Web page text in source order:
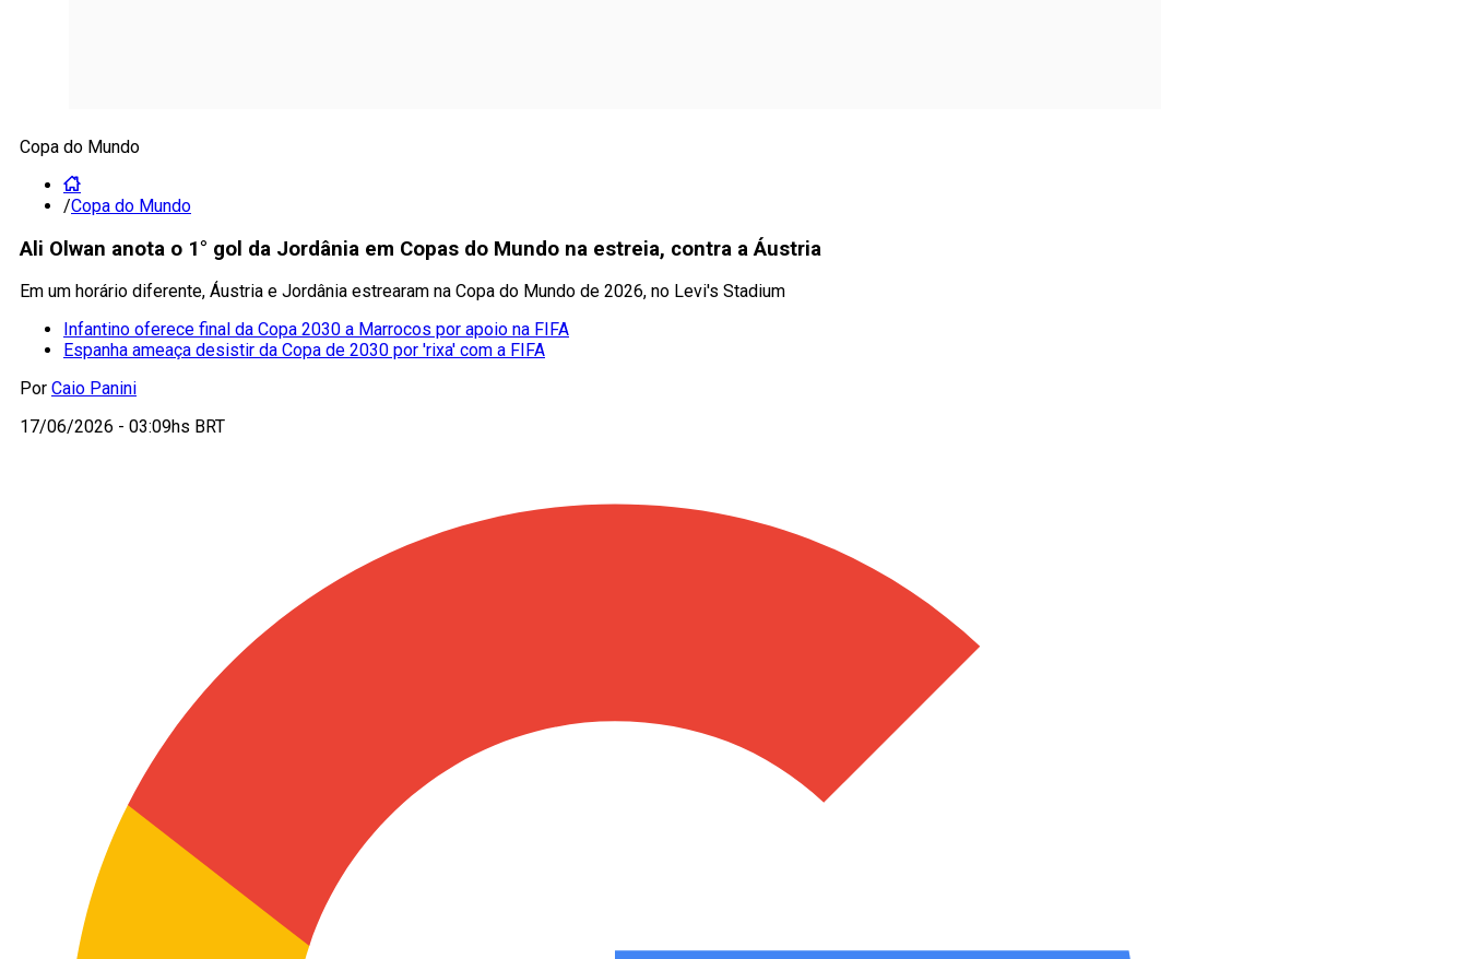
Copa do Mundo
/Copa do Mundo
Ali Olwan anota o 1° gol da Jordânia em Copas do Mundo na estreia, contra a Áustria
Em um horário diferente, Áustria e Jordânia estrearam na Copa do Mundo de 2026, no Levi's Stadium
Infantino oferece final da Copa 2030 a Marrocos por apoio na FIFA
Espanha ameaça desistir da Copa de 2030 por 'rixa' com a FIFA
Por Caio Panini
17/06/2026 - 03:09hs BRT